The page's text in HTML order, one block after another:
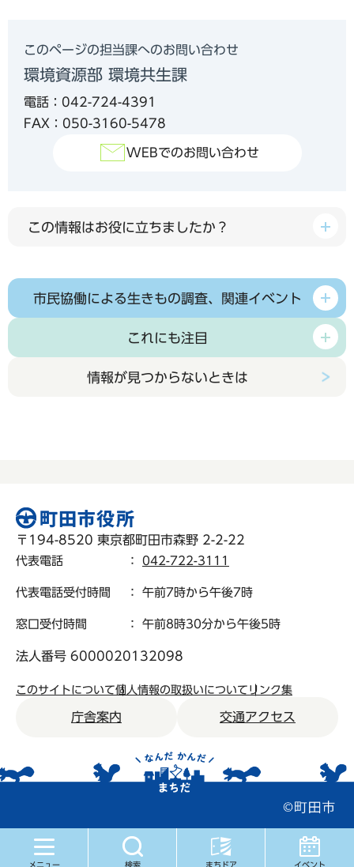
メニュー 検索 まちドア イベント
このページの担当課へのお問い合わせ
環境資源部 環境共生課
電話：042-724-4391
FAX：050-3160-5478
WEBでのお問い合わせ
この情報はお役に立ちましたか？
市民協働による生きもの調査、関連イベント
これにも注目
情報が見つからないときは
〒194-8520 東京都町田市森野 2-2-22
代表電話 ： 042-722-3111
代表電話受付時間 ： 午前7時から午後7時
窓口受付時間 ： 午前8時30分から午後5時
法人番号 6000020132098
このサイトについて個人情報の取扱いについて リンク集
庁舎案内 交通アクセス